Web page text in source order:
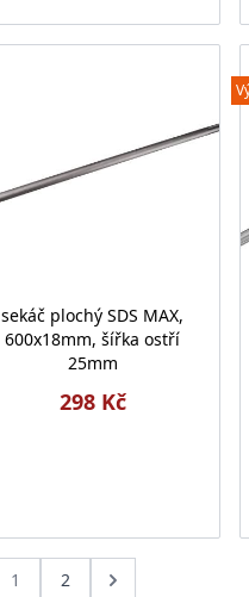
sekáč plochý SDS MAX,
600x18mm, šířka ostří
25mm
298 Kč
1 2